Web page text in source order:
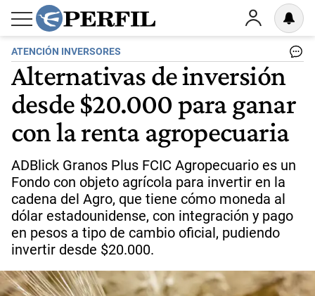
ATENCIÓN INVERSORES
Alternativas de inversión
desde $20.000 para ganar
con la renta agropecuaria
ADBlick Granos Plus FCIC Agropecuario es un
Fondo con objeto agrícola para invertir en la
cadena del Agro, que tiene cómo moneda al
dólar estadounidense, con integración y pago
en pesos a tipo de cambio oficial, pudiendo
invertir desde $20.000.